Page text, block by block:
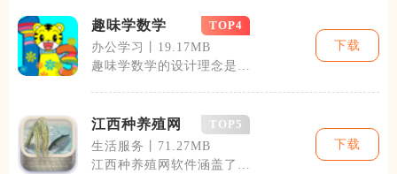
趣味学数学
TOP4
办公学习丨19.17MB
趣味学数学的设计理念是使
下载
江西种养殖网
TOP5
生活服务丨71.27MB
江西种养殖网软件涵盖了农
下载